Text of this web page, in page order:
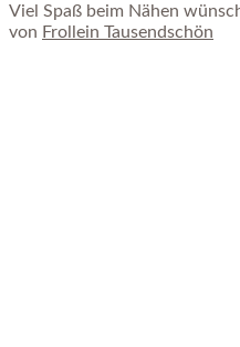
Viel Spaß beim Nähen
von Frollein Tausendschön